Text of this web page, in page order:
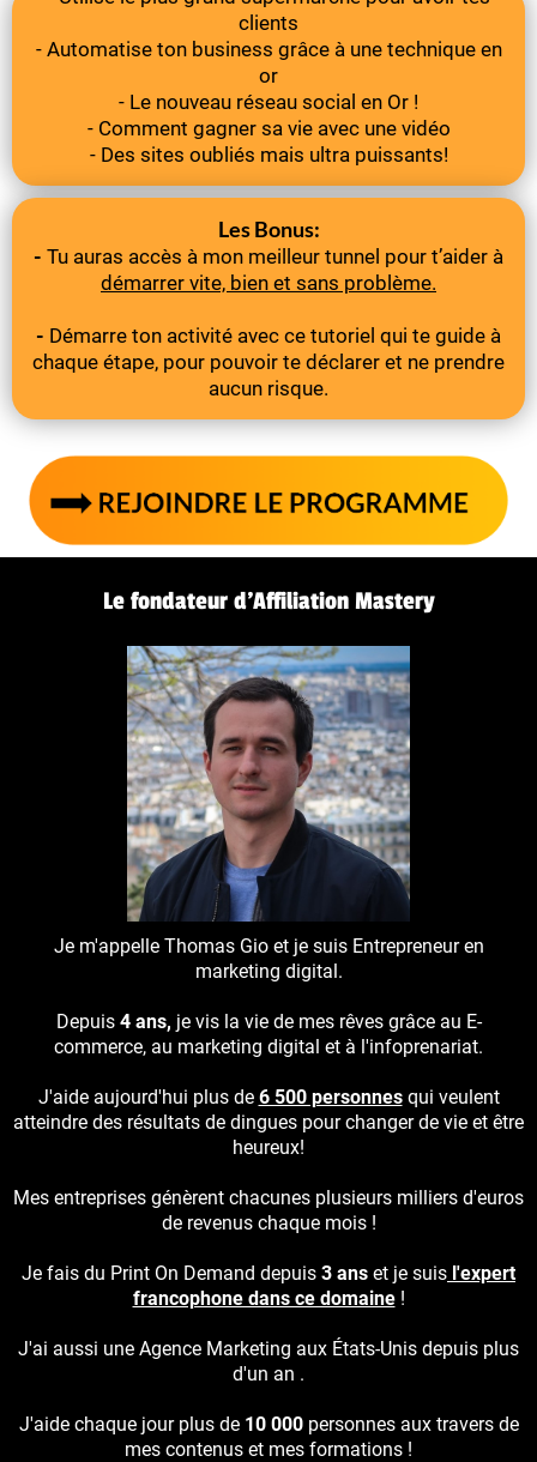
clients
- Automatise ton business grâce à une technique en
or
- Le nouveau réseau social en Or !
- Comment gagner sa vie avec une vidéo
- Des sites oubliés mais ultra puissants!
Les Bonus:
- Tu auras accès à mon meilleur tunnel pour t’aider à
démarrer vite, bien et sans problème.
- Démarre ton activité avec ce tutoriel qui te guide à
chaque étape, pour pouvoir te déclarer et ne prendre
aucun risque.
Le fondateur d’Affiliation Mastery
Je m'appelle Thomas Gio et je suis Entrepreneur en
marketing digital.
Depuis 4 ans, je vis la vie de mes rêves grâce au E-
commerce, au marketing digital et à l'infoprenariat.
J'aide aujourd'hui plus de 6 500 personnesqui veulent
atteindre des résultats de dingues pour changer de vie et être
heureux!
Mes entreprises génèrent chacunes plusieurs milliers d'euros
de revenus chaque mois !
Je fais du Print On Demand depuis 3 ans et je suis l'expert
francophone dans ce domaine!
J'ai aussi une Agence Marketing aux États-Unis depuis plus
d'un an .
J'aide chaque jour plus de 10 000personnes aux travers de
mes contenus et mes formations !